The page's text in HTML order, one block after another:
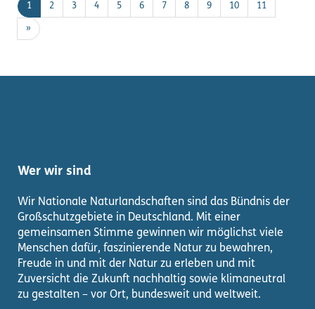
1 2 3 4 5 6 7 8 9 10 11
»
Wer wir sind
Wir Nationale Naturlandschaften sind das Bündnis der
Großschutzgebiete in Deutschland. Mit einer
gemeinsamen Stimme gewinnen wir möglichst viele
Menschen dafür, faszinierende Natur zu bewahren,
Freude in und mit der Natur zu erleben und mit
Zuversicht die Zukunft nachhaltig sowie klimaneutral
zu gestalten – vor Ort, bundesweit und weltweit.